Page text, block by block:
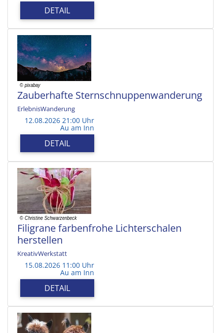
DETAIL
Zauberhafte Sternschnuppenwanderung
ErlebnisWanderung
12.08.2026 21:00 Uhr
Au am Inn
DETAIL
Filigrane farbenfrohe Lichterschalen
herstellen
KreativWerkstatt
15.08.2026 11:00 Uhr
Au am Inn
DETAIL